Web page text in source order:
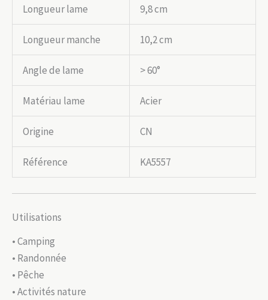
Longueur lame 9,8 cm
Longueur manche 10,2 cm
Angle de lame > 60°
Matériau lame Acier
Origine CN
Référence KA5557
Utilisations
• Camping
• Randonnée
• Pêche
• Activités nature